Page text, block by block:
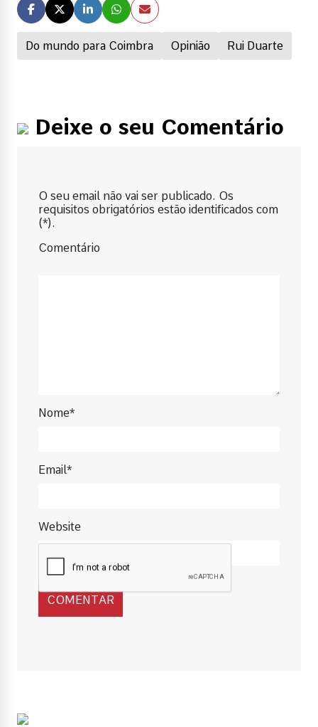
Do mundo para Coimbra Opinião Rui Duarte
Deixe o seu Comentário
O seu email não vai ser publicado. Os
requisitos obrigatórios estão identificados com
(*).
Comentário
Nome*
Email*
Website